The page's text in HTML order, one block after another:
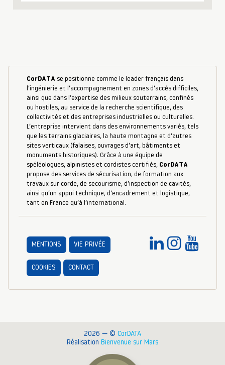
CorDATA se positionne comme le leader français dans
l’ingénierie et l’accompagnement en zones d’accès difficiles,
ainsi que dans l’expertise des milieux souterrains, confinés
ou hostiles, au service de la recherche scientifique, des
collectivités et des entreprises industrielles ou culturelles.
L’entreprise intervient dans des environnements variés, tels
que les terrains glaciaires, la haute montagne et d’autres
sites verticaux (falaises, ouvrages d’art, bâtiments et
monuments historiques). Grâce à une équipe de
spéléologues, alpinistes et cordistes certifiés, CorDATA
propose des services de sécurisation, de formation aux
travaux sur corde, de secourisme, d’inspection de cavités,
ainsi qu’un appui technique, d’encadrement et logistique,
tant en France qu’à l’international.
MENTIONS VIE PRIVÉE
COOKIES CONTACT
2026 — © CorDATA
Réalisation Bienvenue sur Mars